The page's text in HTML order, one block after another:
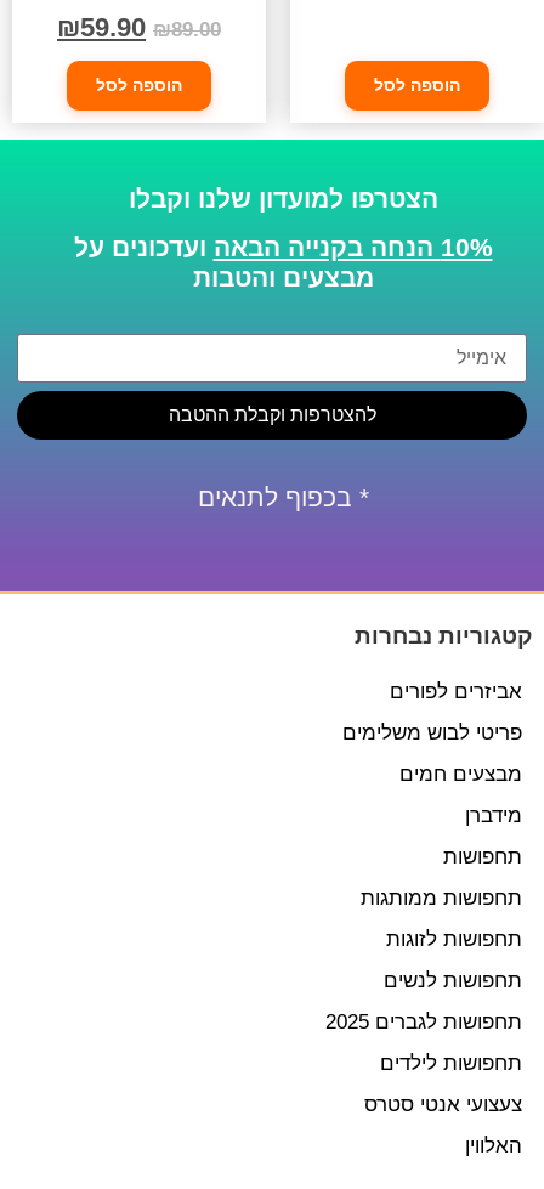
הוספה לסל
₪89.00
₪59.90
הוספה לסל
הצטרפו למועדון שלנו וקבלו
10% הנחה בקנייה הבאה
ועדכונים על
מבצעים והטבות
להצטרפות וקבלת ההטבה
* בכפוף לתנאים
קטגוריות נבחרות
אביזרים לפורים
פריטי לבוש משלימים
מבצעים חמים
מידברן
תחפושות
תחפושות ממותגות
תחפושות לזוגות
תחפושות לנשים
תחפושות לגברים 2025
תחפושות לילדים
צעצועי אנטי סטרס
האלווין